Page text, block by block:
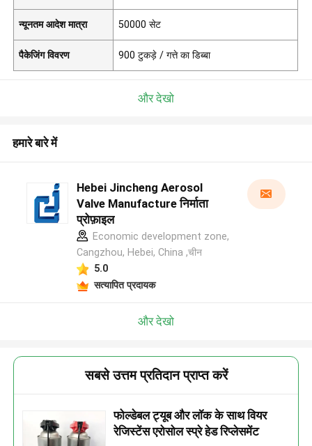
न्यूनतम आदेश मात्रा 50000 सेट
पैकेजिंग विवरण 900 टुकड़े / गत्ते का डिब्बा
और देखो
हमारे बारे में
Hebei Jincheng Aerosol
Valve Manufacture निर्माता
प्रोफ़ाइल
Economic development zone,
Cangzhou, Hebei, China ,चीन
5.0
सत्यापित प्रदायक
और देखो
सबसे उत्तम प्रतिदान प्राप्त करें
फोल्डेबल ट्यूब और लॉक के साथ वियर
रेजिस्टेंस एरोसोल स्प्रे हेड रिप्लेसमेंट